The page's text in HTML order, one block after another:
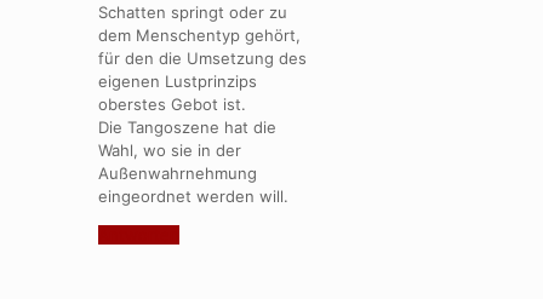
Schatten springt oder zu
dem Menschentyp gehört,
für den die Umsetzung des
eigenen Lustprinzips
oberstes Gebot ist.
Die Tangoszene hat die
Wahl, wo sie in der
Außenwahrnehmung
eingeordnet werden will.